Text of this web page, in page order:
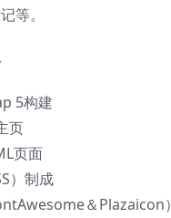
等。
5构建
页
页面
）制成
＆Plazaicon）